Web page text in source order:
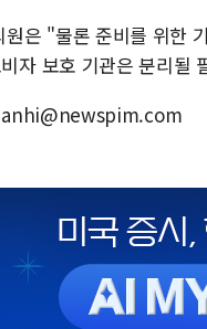
원은 "물론 준비를 위한
자 보호 기관은 분리될